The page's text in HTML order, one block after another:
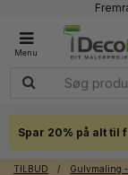
Spar 20% på alt til
TILBUD / Gulvmaling